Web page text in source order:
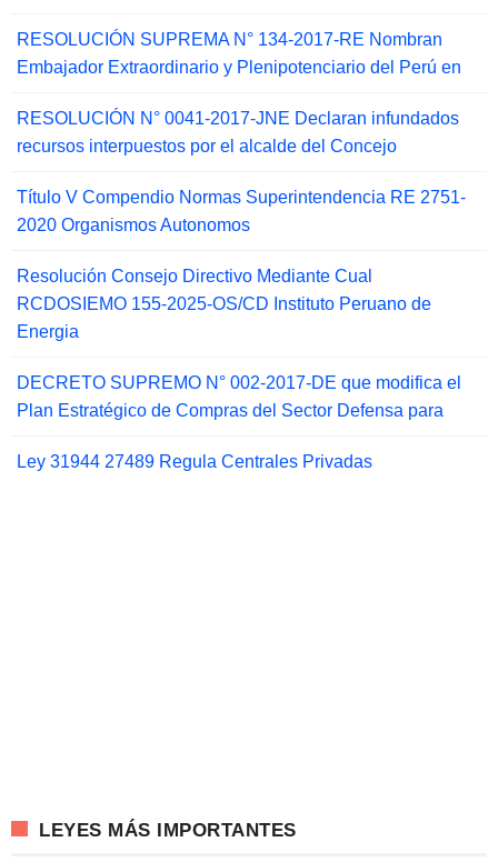
RESOLUCIÓN SUPREMA N° 134-2017-RE Nombran
Embajador Extraordinario y Plenipotenciario del Perú en
RESOLUCIÓN N° 0041-2017-JNE Declaran infundados
recursos interpuestos por el alcalde del Concejo
Título V Compendio Normas Superintendencia RE 2751-
2020 Organismos Autonomos
Resolución Consejo Directivo Mediante Cual
RCDOSIEMO 155-2025-OS/CD Instituto Peruano de
Energia
DECRETO SUPREMO N° 002-2017-DE que modifica el
Plan Estratégico de Compras del Sector Defensa para
Ley 31944 27489 Regula Centrales Privadas
LEYES MÁS IMPORTANTES